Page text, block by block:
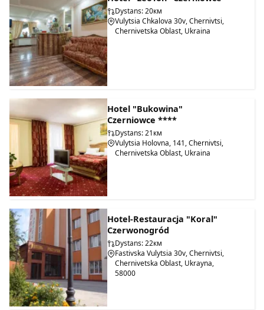
Dystans: 20км
Vulytsia Chkalova 30v, Chernivtsi,
Chernivetska Oblast, Ukraina
Hotel "Bukowina"
Czerniowce ****
Dystans: 21км
Vulytsia Holovna, 141, Chernivtsi,
Chernivetska Oblast, Ukraina
Hotel-Restauracja "Koral"
Czerwonogród
Dystans: 22км
Fastivska Vulytsia 30v, Chernivtsi,
Chernivetska Oblast, Ukrayna,
58000